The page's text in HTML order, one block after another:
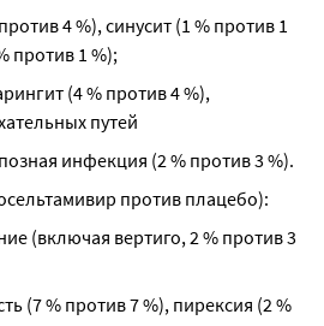
4 %), синусит (1 % против 1
против 1 %);
(4 % против 4 %),
путей
инфекция (2 % против 3 %).
против плацебо):
(включая вертиго, 2 % против 3
(7 % против 7 %), пирексия (2 %